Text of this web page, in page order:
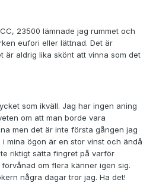
23500 lämnade jag rummet och
eufori eller lättnad. Det är
är aldrig lika skönt att vinna som det
som ikväll. Jag har ingen aning
om att man borde vara
men det är inte första gången jag
i mina ögon är en stor vinst och ändå
riktigt sätta fingret på varför
om flera känner igen sig.
några dagar tror jag. Ha det!